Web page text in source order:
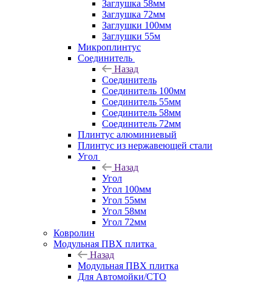
Заглушка 58мм
Заглушка 72мм
Заглушки 100мм
Заглушки 55м
Микроплинтус
Соединитель
Назад
Соединитель
Соединитель 100мм
Соединитель 55мм
Соединитель 58мм
Соединитель 72мм
Плинтус алюминиевый
Плинтус из нержавеющей стали
Угол
Назад
Угол
Угол 100мм
Угол 55мм
Угол 58мм
Угол 72мм
Ковролин
Модульная ПВХ плитка
Назад
Модульная ПВХ плитка
Для Автомойки/СТО